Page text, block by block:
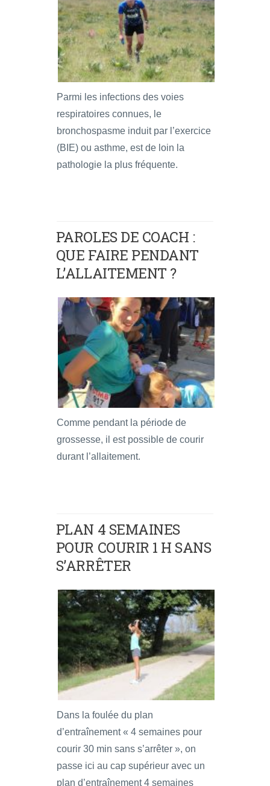
Parmi les infections des voies
respiratoires connues, le
bronchospasme induit par l’exercice
(BIE) ou asthme, est de loin la
pathologie la plus fréquente.
PAROLES DE COACH :
QUE FAIRE PENDANT
L’ALLAITEMENT ?
Comme pendant la période de
grossesse, il est possible de courir
durant l’allaitement.
PLAN 4 SEMAINES
POUR COURIR 1 H SANS
S’ARRÊTER
Dans la foulée du plan
d’entraînement « 4 semaines pour
courir 30 min sans s’arrêter », on
passe ici au cap supérieur avec un
plan d’entraînement 4 semaines